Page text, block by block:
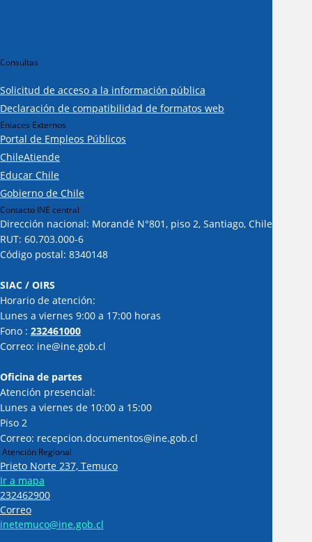
Consultas
Solicitud de acceso a la información pública
Declaración de compatibilidad de formatos web
Enlaces Externos
Portal de Empleos Públicos
ChileAtiende
Educar Chile
Gobierno de Chile
Contacto INE central
Dirección nacional: Morandé N°801, piso 2, Santiago, Chile
RUT: 60.703.000-6
Código postal: 8340148
SIAC / OIRS
Horario de atención:
Lunes a viernes 9:00 a 17:00 horas
Fono : 232461000
Correo: ine@ine.gob.cl
Oficina de partes
Atención presencial:
Lunes a viernes de 10:00 a 15:00
Piso 2
Correo: recepcion.documentos@ine.gob.cl
Atención Regional
Prieto Norte 237, Temuco
Ir a mapa
232462900
Correo
inetemuco@ine.gob.cl